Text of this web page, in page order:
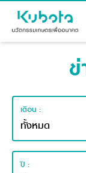
สินค้า
เครื่องจักรกลการ
แทรกเตอร์
โปรโมชัน
เดือน :
ปี :